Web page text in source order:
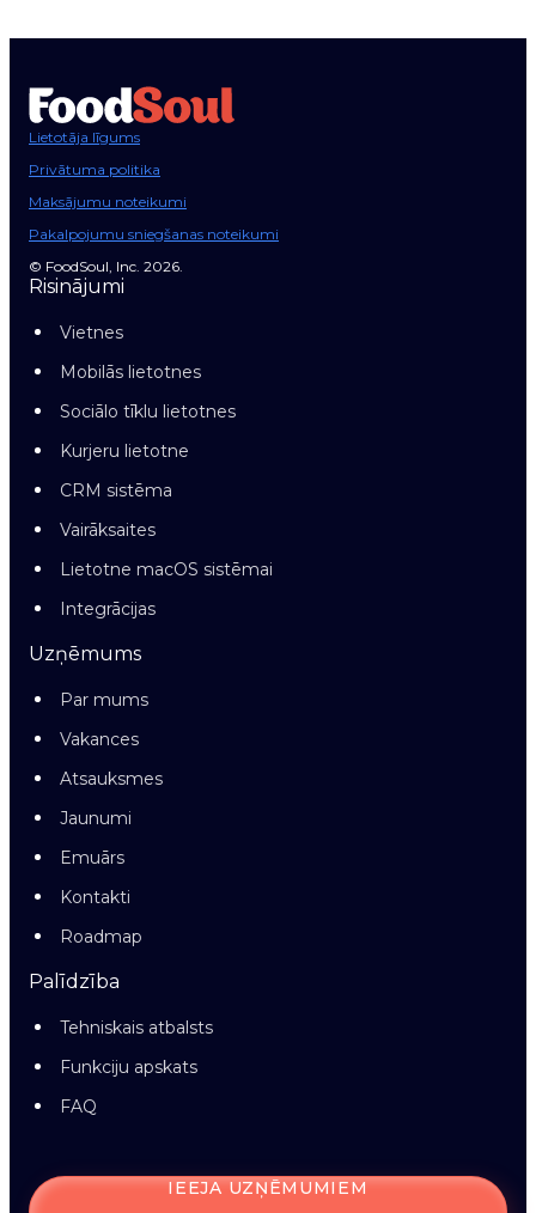
Lietotāja līgums
Privātuma politika
Maksājumu noteikumi
Pakalpojumu sniegšanas noteikumi
© FoodSoul, Inc. 2026.
Risinājumi
Vietnes
Mobilās lietotnes
Sociālo tīklu lietotnes
Kurjeru lietotne
CRM sistēma
Vairāksaites
Lietotne macOS sistēmai
Integrācijas
Uzņēmums
Par mums
Vakances
Atsauksmes
Jaunumi
Emuārs
Kontakti
Roadmap
Palīdzība
Tehniskais atbalsts
Funkciju apskats
FAQ
IEEJA UZŅĒMUMIEM